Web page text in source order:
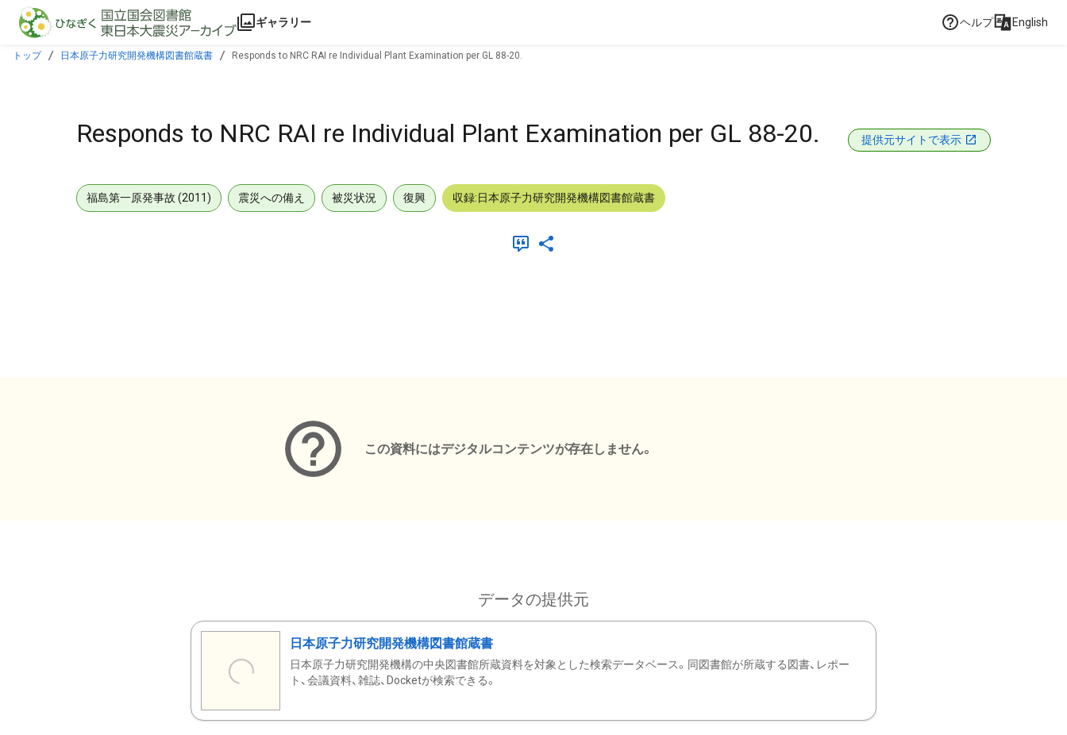
本文に飛ぶ
ギャラリー ヘルプ English
トップ 日本原子力研究開発機構図書館蔵書 Responds to NRC RAI re Individual Plant Examination per GL 88-20.
Responds to NRC RAI re Individual Plant Examination per GL 88-20. 提供元サイトで表示
福島第一原発事故 (2011) 震災への備え 被災状況 復興 収録:日本原子力研究開発機構図書館蔵書
この資料にはデジタルコンテンツが存在しません。
データの提供元
日本原子力研究開発機構図書館蔵書
日本原子力研究開発機構の中央図書館所蔵資料を対象とした検索データベース。同図書館が所蔵する図書、レポー
ト、会議資料、雑誌、Docketが検索できる。